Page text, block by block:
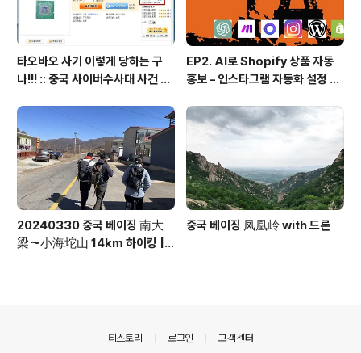
타오바오 사기 이렇게 당하는 구
나!!! :: 중국 사이버수사대 사건 접
EP2. AI로 Shopify 상품 자동
홍보 – 인스타그램 자동화 설정 방
소스 100% 공개)
20240330 중국 베이징 南大
梁～小海坨山 14km 하이킹 |
중국 베이징 凤凰岭 with 드론
티스토리 로그인 고객센터